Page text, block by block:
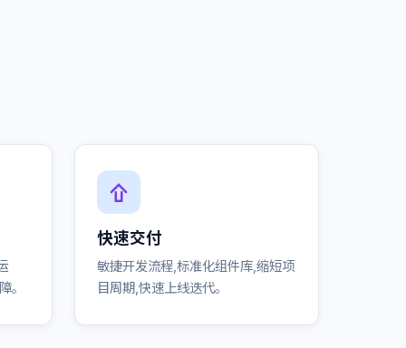
。
快速交付
敏捷开发流程,标准化组件库,缩短项
目周期,快速上线迭代。